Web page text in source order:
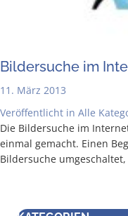
Bil­der­su­che im
11. März 2013
Veröffentlicht in Alle
Die Bil­der­su­che im
ein­mal gemacht. Einen
Bil­der­su­che